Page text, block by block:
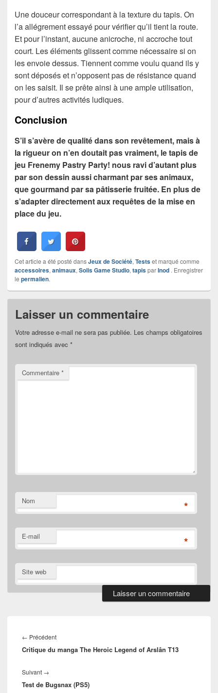
Une douceur correspondant à la texture du tapis. On
l’a allégrement essayé pour vérifier qu’il tient la route.
Et pour l’instant, aucune anicroche, ni accroche tout
court. Les éléments glissent comme nécessaire si on
les envoie dessus. Tiennent comme voulu quand ils y
sont déposés et n’opposent pas de résistance quand
on les saisit. Il se prête ainsi à une ample utilisation,
pour d’autres activités ludiques.
Conclusion
S’il s’avère de qualité dans son revêtement, mais à
la rigueur on n’en doutait pas vraiment, le tapis de
jeu Frenemy Pastry Party! nous ravi d’autant plus
par son dessin aussi charmant par ses animaux,
que gourmand par sa pâtisserie fruitée. En plus de
s’adapter directement aux requêtes de la mise en
place du jeu.
Cet article a été posté dansJeux de Société, Testset marqué comme
accessoires, animaux, Solis Game Studio, tapisparInod . Enregistrer
le permalien.
Laisser un commentaire
Votre adresse e-mail ne sera pas publiée. Les champs obligatoires
sont indiqués avec *
Commentaire *
Nom *
E-mail *
Site web
de
l’article
← PrécédentArticle
précédent :
Critique du manga The Heroic Legend of Arslân T13
Suivant →
suivant :
Test de Bugsnax (PS5)